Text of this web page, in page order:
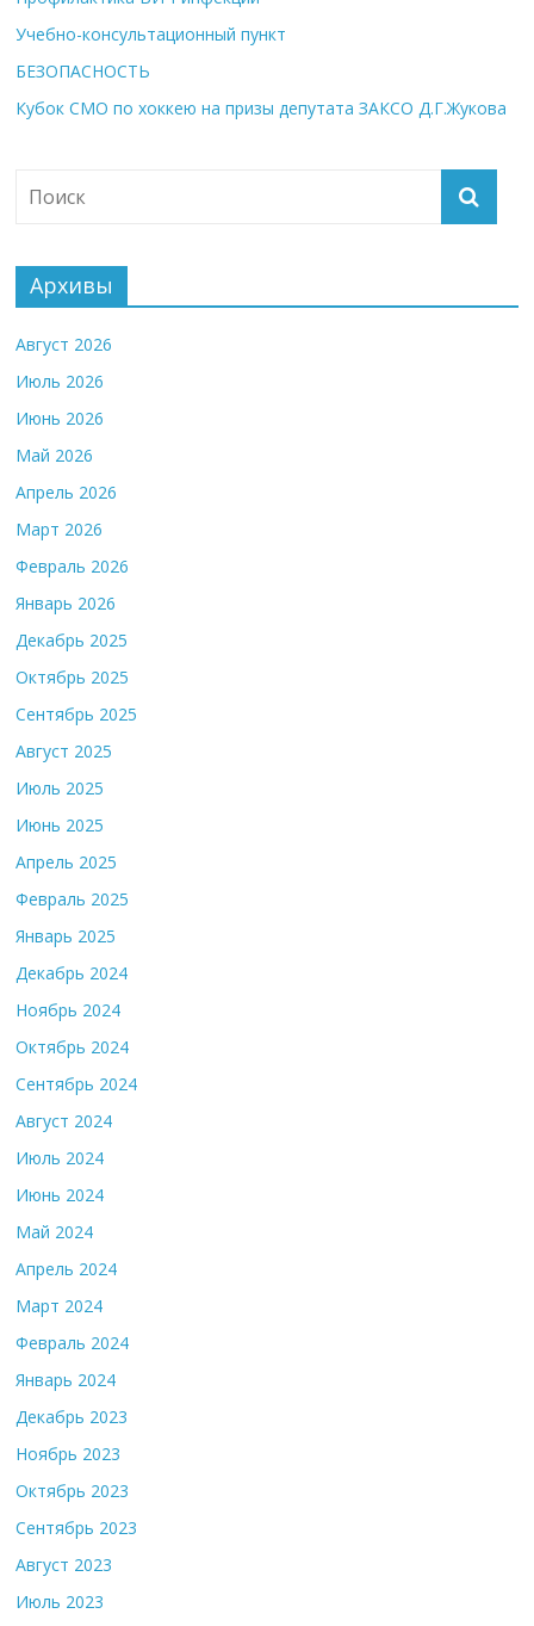
Учебно-консультационный пункт
БЕЗОПАСНОСТЬ
Кубок СМО по хоккею на призы депутата ЗАКСО Д.Г.Жукова
Архивы
Август 2026
Июль 2026
Июнь 2026
Май 2026
Апрель 2026
Март 2026
Февраль 2026
Январь 2026
Декабрь 2025
Октябрь 2025
Сентябрь 2025
Август 2025
Июль 2025
Июнь 2025
Апрель 2025
Февраль 2025
Январь 2025
Декабрь 2024
Ноябрь 2024
Октябрь 2024
Сентябрь 2024
Август 2024
Июль 2024
Июнь 2024
Май 2024
Апрель 2024
Март 2024
Февраль 2024
Январь 2024
Декабрь 2023
Ноябрь 2023
Октябрь 2023
Сентябрь 2023
Август 2023
Июль 2023